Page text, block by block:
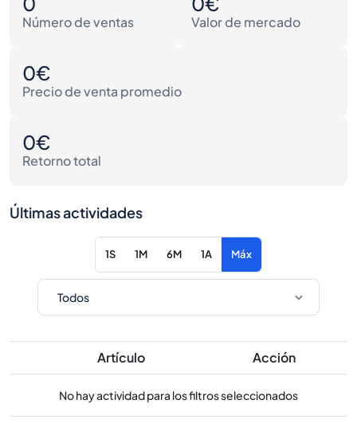
Número de ventas Valor de mercado
0€
Precio de venta promedio
0€
Retorno total
Últimas actividades
1S 1M 6M 1A Máx
Artículo Acción
No hay actividad para los filtros seleccionados